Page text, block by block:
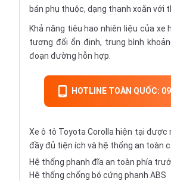
bán phụ thuộc, dạng thanh xoắn với
Khả năng tiêu hao nhiên liệu của xe
tương đối ổn định, trung bình
đoạn đường hỗn hợp.
HOTLINE TOÀN QUỐC:
Xe ô tô Toyota Corolla hiện tại được
đầy đủ tiện ích và hệ thống an toàn
Hệ thống phanh đĩa an toàn phía
Hệ thống chống bó cứng phanh ABS